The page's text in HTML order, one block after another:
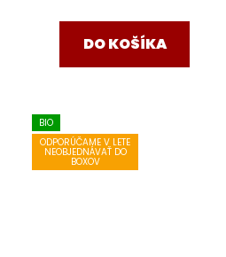
DO KOŠÍKA
BIO
ODPORÚČAME V LETE
NEOBJEDNÁVAŤ DO
BOXOV